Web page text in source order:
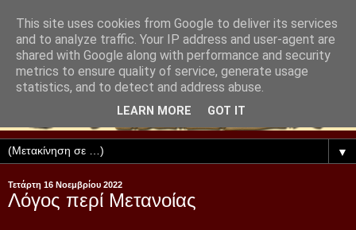
▼
Τετάρτη 16 Νοεμβρίου 2022
Λόγος περί Μετανοίας
This site uses cookies from Google to deliver its services
and to analyze traffic. Your IP address and user-agent are
shared with Google along with performance and security
metrics to ensure quality of service, generate usage
statistics, and to detect and address abuse.
LEARN MORE GOT IT